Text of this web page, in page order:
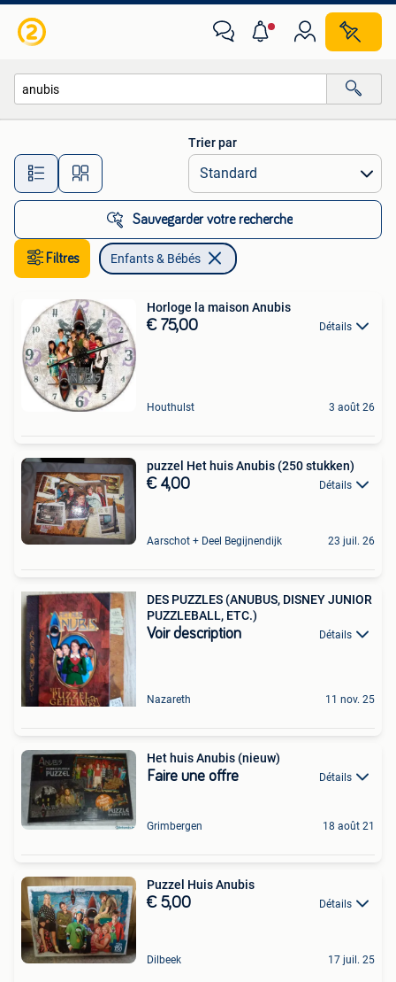
Toutes les distances…
Trier par
Sauvegarder votre recherche
Filtres Enfants & Bébés
Horloge la maison Anubis
€ 75,00 Détails
Houthulst 3 août 26
puzzel Het huis Anubis (250 stukken)
€ 4,00 Détails
Aarschot + Deel Begijnendijk 23 juil. 26
DES PUZZLES (ANUBUS, DISNEY JUNIOR
PUZZLEBALL, ETC.)
Voir description Détails
Nazareth 11 nov. 25
Het huis Anubis (nieuw)
Faire une offre Détails
Grimbergen 18 août 21
Puzzel Huis Anubis
€ 5,00 Détails
Dilbeek 17 juil. 25